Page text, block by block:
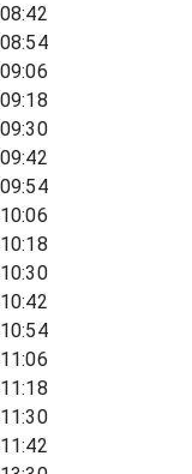
08:42
08:54
09:06
09:18
09:30
09:42
09:54
10:06
10:18
10:30
10:42
10:54
11:06
11:18
11:30
11:42